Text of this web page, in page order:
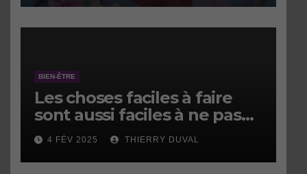
BIEN-ÊTRE
Les choses faciles à faire
sont aussi faciles à ne pas
faire.
4 FÉV 2025 THIERRY DUVAL